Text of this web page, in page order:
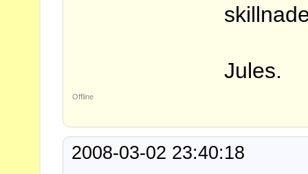
Jules.
Offline
2008-03-02 23:40:18